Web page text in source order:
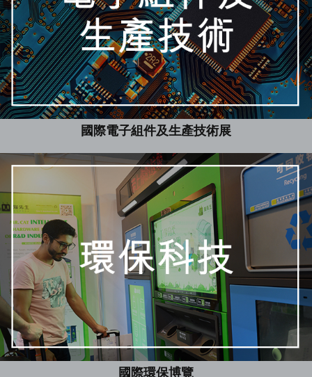
國際電子組件及生產技術展
國際環保博覽